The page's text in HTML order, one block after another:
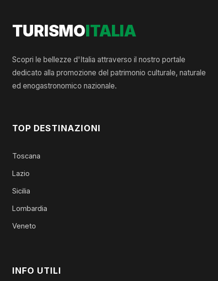
TURISMOITALIA
Scopri le bellezze d'Italia attraverso il nostro portale
dedicato alla promozione del patrimonio culturale, naturale
ed enogastronomico nazionale.
TOP DESTINAZIONI
Toscana
Lazio
Sicilia
Lombardia
Veneto
INFO UTILI